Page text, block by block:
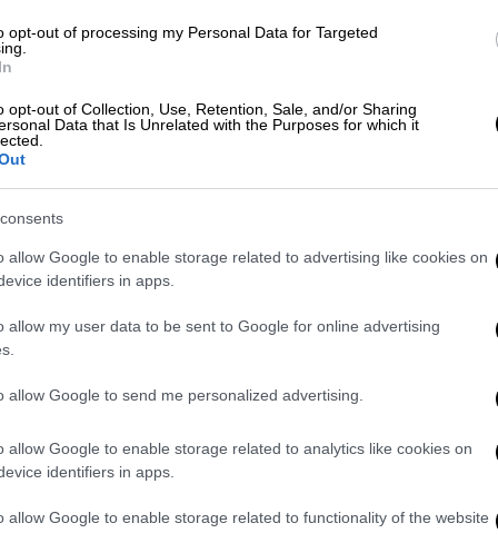
opt-out of processing my Personal Data for Targeted
opt-out of Collection, Use, Retention, Sale, and/or Sharing
Data that Is Unrelated with the Purposes for which it
allow Google to enable storage related to advertising like cookies on
identifiers in apps.
allow my user data to be sent to Google for online advertising
allow Google to send me personalized advertising.
allow Google to enable storage related to analytics like cookies on
identifiers in apps.
allow Google to enable storage related to functionality of the website
κάστα πλουσίων» - Σε δύο
που πετά το βρέφος
λεπτό προς λεπτό όσα συνέβησαν.
δίπλα σε έναν κάδο απορριμμάτων
Η γυναίκα, η οποία αναγνωρίστηκε
από τη θέση του οδηγού, να ανοίγει την
από το πίσω κάθισμα. Στη
μέσα – στον κάδο και απομακρύνεται